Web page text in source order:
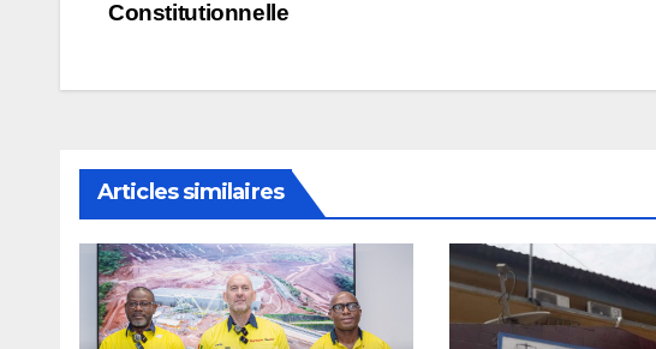
Constitutionnelle
Articles similaires